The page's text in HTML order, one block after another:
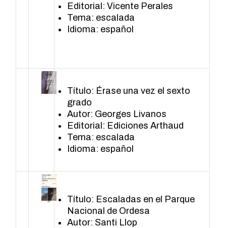
Editorial: Vicente Perales
Tema: escalada
Idioma: español
Título: Érase una vez el sexto
grado
Autor: Georges Livanos
Editorial: Ediciones Arthaud
Tema: escalada
Idioma: español
Título: Escaladas en el Parque
Nacional de Ordesa
Autor: Santi Llop